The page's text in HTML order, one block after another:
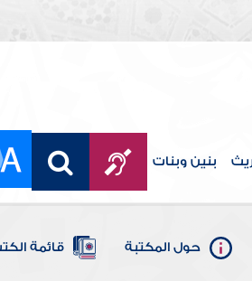
بنين وبنات
حول المكتبة قائمة